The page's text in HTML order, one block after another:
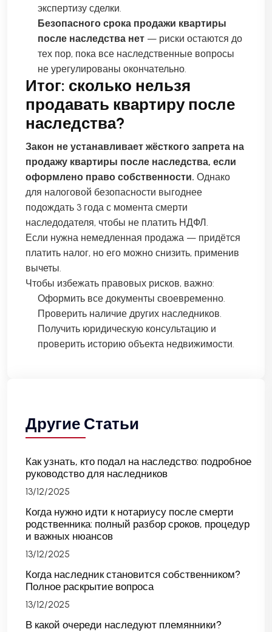
экспертизу сделки.
Безопасного срока продажи квартиры
после наследства нет — риски остаются до
тех пор, пока все наследственные вопросы
не урегулированы окончательно.
Итог: сколько нельзя
продавать квартиру после
наследства?
Закон не устанавливает жёсткого запрета на
продажу квартиры после наследства, если
оформлено право собственности. Однако
для налоговой безопасности выгоднее
подождать 3 года с момента смерти
наследодателя, чтобы не платить НДФЛ.
Если нужна немедленная продажа — придётся
платить налог, но его можно снизить, применив
вычеты.
Чтобы избежать правовых рисков, важно:
Оформить все документы своевременно.
Проверить наличие других наследников.
Получить юридическую консультацию и
проверить историю объекта недвижимости.
Другие Статьи
Как узнать, кто подал на наследство: подробное
руководство для наследников
13/12/2025
Когда нужно идти к нотариусу после смерти
родственника: полный разбор сроков, процедур
и важных нюансов
13/12/2025
Когда наследник становится собственником?
Полное раскрытие вопроса
13/12/2025
В какой очереди наследуют племянники?